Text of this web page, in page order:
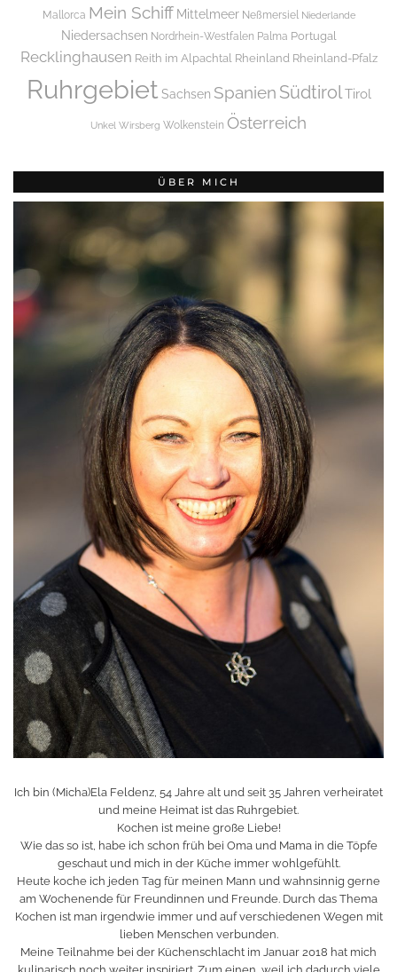
Mallorca Mein Schiff Mittelmeer Neßmersiel Niederlande
Niedersachsen Nordrhein-Westfalen Palma Portugal
Recklinghausen Reith im Alpachtal Rheinland Rheinland-Pfalz
Ruhrgebiet Sachsen Spanien SüdtirolTirol
Unkel Wirsberg Wolkenstein Österreich
ÜBER MICH
Ich bin (Micha)Ela Feldenz, 54 Jahre alt und seit 35 Jahren verheiratet
und meine Heimat ist das Ruhrgebiet.
Kochen ist meine große Liebe!
Wie das so ist, habe ich schon früh bei Oma und Mama in die Töpfe
geschaut und mich in der Küche immer wohlgefühlt.
Heute koche ich jeden Tag für meinen Mann und wahnsinnig gerne
am Wochenende für Freundinnen und Freunde. Durch das Thema
Kochen ist man irgendwie immer und auf verschiedenen Wegen mit
lieben Menschen verbunden.
Meine Teilnahme bei der Küchenschlacht im Januar 2018 hat mich